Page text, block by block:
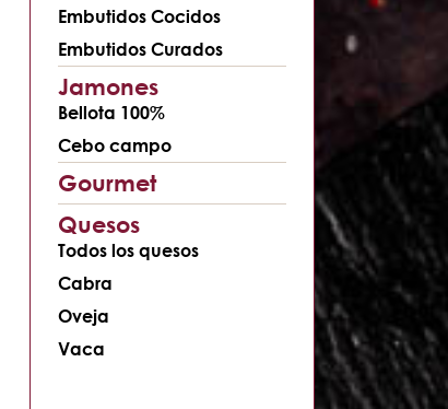
Embutidos Cocidos
Embutidos Curados
Jamones
Bellota 100%
Cebo campo
Gourmet
Quesos
Todos los quesos
Cabra
Oveja
Vaca